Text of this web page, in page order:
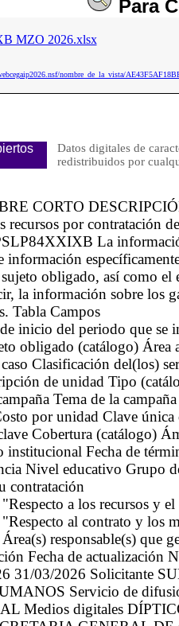
Para
MZO 2026.xlsx
nombre_de_la_vista/
Datos digitales de
redistribuidos por
CORTO
recursos por contratación
La
información
sujeto obligado, así como
la información sobre los
Tabla Campos
inicio del periodo que se
obligado (catálogo) Área
Clasificación del(los)
de unidad Tipo
Tema de la
por unidad Clave
Cobertura (catálogo)
institucional Fecha de
Nivel educativo Grupo
contratación
a los recursos y el
al contrato y los
responsable(s) que
Fecha de actualización
31/03/2026 Solicitante
Servicio de
Medios digitales